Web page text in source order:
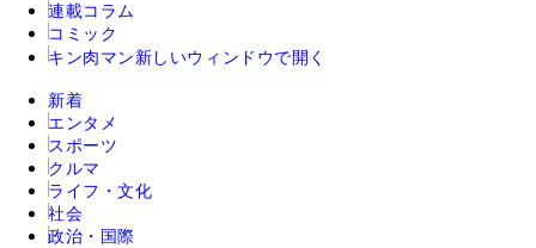
連載コラム
コミック
キン肉マン 新しいウィンドウで開く
新着
エンタメ
スポーツ
クルマ
ライフ・文化
社会
政治・国際